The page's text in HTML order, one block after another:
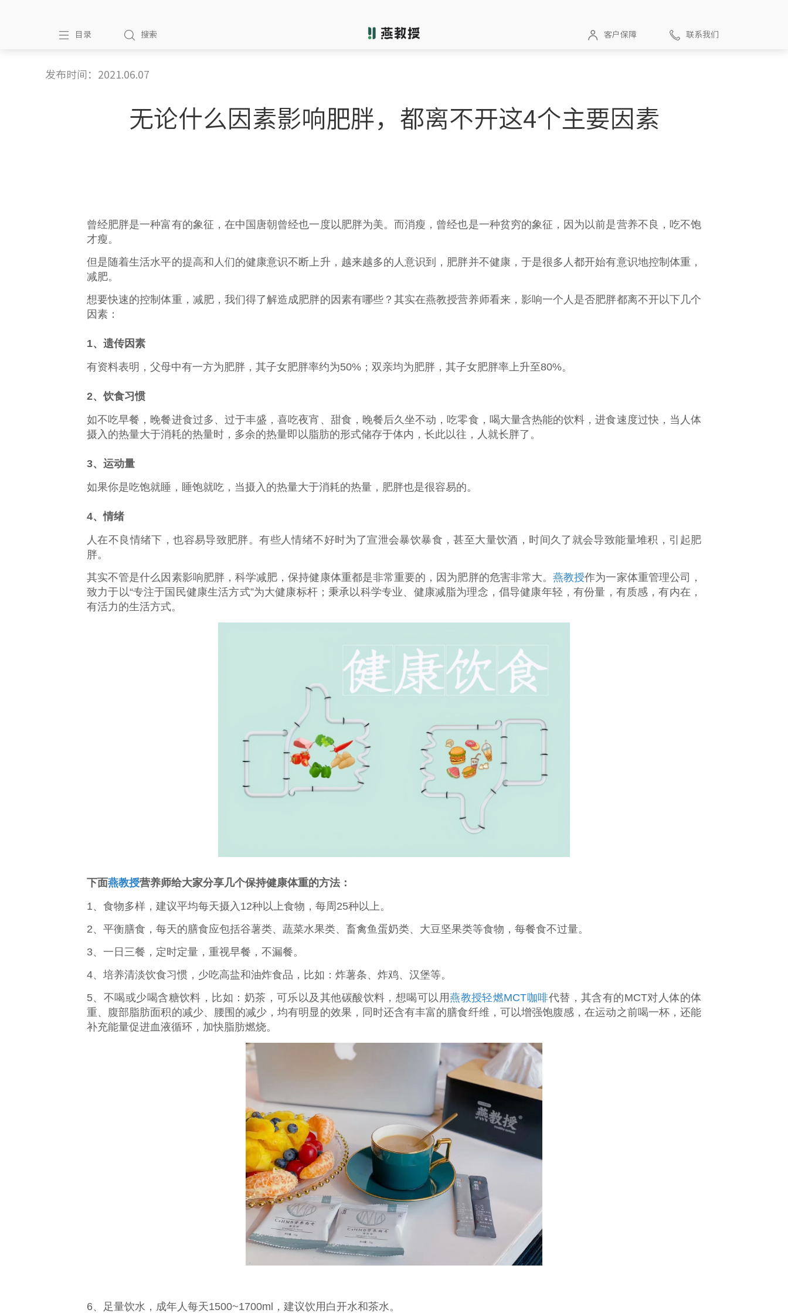
目录 搜索 客户保障 联系我们
发布时间：2021.06.07
无论什么因素影响肥胖，都离不开这4个主要因素
曾经肥胖是一种富有的象征，在中国唐朝曾经也一度以肥胖为美。而消瘦，曾经也是一种贫穷的象征，因为以前是营养不良，吃不饱
才瘦。
但是随着生活水平的提高和人们的健康意识不断上升，越来越多的人意识到，肥胖并不健康，于是很多人都开始有意识地控制体重，
减肥。
想要快速的控制体重，减肥，我们得了解造成肥胖的因素有哪些？其实在燕教授营养师看来，影响一个人是否肥胖都离不开以下几个
因素：
1、遗传因素
有资料表明，父母中有一方为肥胖，其子女肥胖率约为50%；双亲均为肥胖，其子女肥胖率上升至80%。
2、饮食习惯
如不吃早餐，晚餐进食过多、过于丰盛，喜吃夜宵、甜食，晚餐后久坐不动，吃零食，喝大量含热能的饮料，进食速度过快，当人体
摄入的热量大于消耗的热量时，多余的热量即以脂肪的形式储存于体内，长此以往，人就长胖了。
3、运动量
如果你是吃饱就睡，睡饱就吃，当摄入的热量大于消耗的热量，肥胖也是很容易的。
4、情绪
人在不良情绪下，也容易导致肥胖。有些人情绪不好时为了宣泄会暴饮暴食，甚至大量饮酒，时间久了就会导致能量堆积，引起肥
胖。
其实不管是什么因素影响肥胖，科学减肥，保持健康体重都是非常重要的，因为肥胖的危害非常大。燕教授作为一家体重管理公司，
致力于以“专注于国民健康生活方式”为大健康标杆；秉承以科学专业、健康减脂为理念，倡导健康年轻，有份量，有质感，有内在，
有活力的生活方式。
下面燕教授营养师给大家分享几个保持健康体重的方法：
1、食物多样，建议平均每天摄入12种以上食物，每周25种以上。
2、平衡膳食，每天的膳食应包括谷薯类、蔬菜水果类、畜禽鱼蛋奶类、大豆坚果类等食物，每餐食不过量。
3、一日三餐，定时定量，重视早餐，不漏餐。
4、培养清淡饮食习惯，少吃高盐和油炸食品，比如：炸薯条、炸鸡、汉堡等。
5、不喝或少喝含糖饮料，比如：奶茶，可乐以及其他碳酸饮料，想喝可以用燕教授轻燃MCT咖啡代替，其含有的MCT对人体的体
重、腹部脂肪面积的减少、腰围的减少，均有明显的效果，同时还含有丰富的膳食纤维，可以增强饱腹感，在运动之前喝一杯，还能
补充能量促进血液循环，加快脂肪燃烧。
6、足量饮水，成年人每天1500~1700ml，建议饮用白开水和茶水。